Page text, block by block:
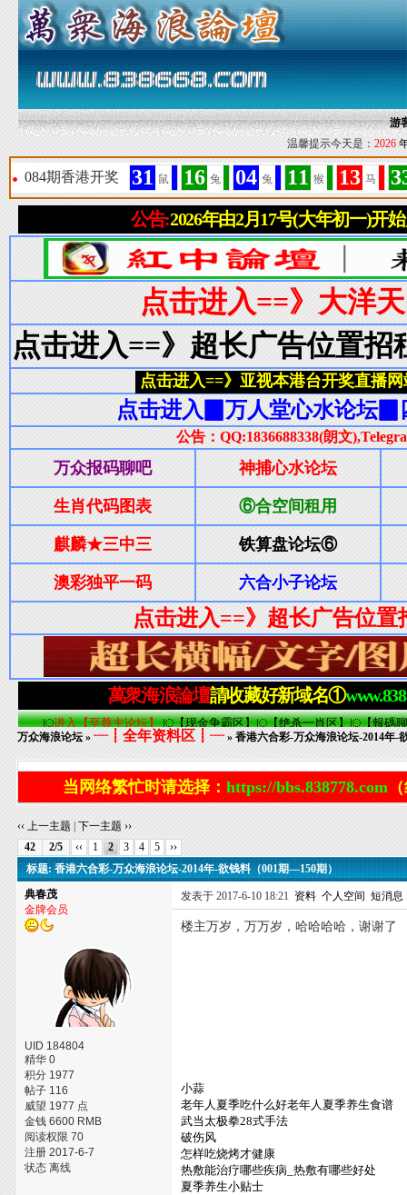
游
温馨提示今天是： 2026
万众海浪论坛 »┈┋全年资料区┋┈» 香港六合彩-万众海浪论坛-2014年-
当网络繁忙时请选择： https://bbs.838778.com
‹‹ 上一主题 |下一主题 ››
42
2/5 ‹‹ 1 2 3 4 5
››
标题: 香港六合彩-万众海浪论坛-2014年-欲钱料（001期—150期）
典春茂
金牌会员
UID 184804
精华 0
积分 1977
帖子 116
威望 1977 点
金钱 6600 RMB
阅读权限 70
注册 2017-6-7
状态 离线
发表于 2017-6-10 18:21 资料 个人空间 短消息
楼主万岁，万万岁，哈哈哈哈，谢谢了
小蒜
老年人夏季吃什么好老年人夏季养生食谱
武当太极拳28式手法
破伤风
怎样吃烧烤才健康
热敷能治疗哪些疾病_热敷有哪些好处
夏季养生小贴士